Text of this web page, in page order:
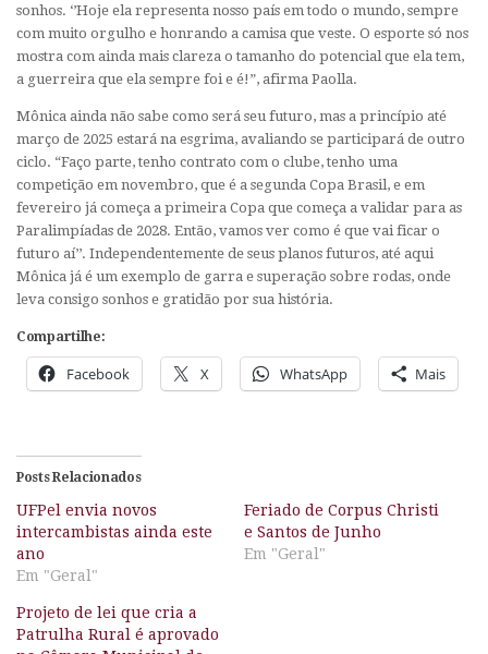
sonhos. ‘’Hoje ela representa nosso país em todo o mundo, sempre
com muito orgulho e honrando a camisa que veste. O esporte só nos
mostra com ainda mais clareza o tamanho do potencial que ela tem,
a guerreira que ela sempre foi e é!”, afirma Paolla.
Mônica ainda não sabe como será seu futuro, mas a princípio até
março de 2025 estará na esgrima, avaliando se participará de outro
ciclo. “Faço parte, tenho contrato com o clube, tenho uma
competição em novembro, que é a segunda Copa Brasil, e em
fevereiro já começa a primeira Copa que começa a validar para as
Paralimpíadas de 2028. Então, vamos ver como é que vai ficar o
futuro aí’’. Independentemente de seus planos futuros, até aqui
Mônica já é um exemplo de garra e superação sobre rodas, onde
leva consigo sonhos e gratidão por sua história.
Compartilhe:
Facebook X WhatsApp Mais
Posts Relacionados
UFPel envia novos
intercambistas ainda este
ano
Em "Geral"
Feriado de Corpus Christi
e Santos de Junho
Em "Geral"
Projeto de lei que cria a
Patrulha Rural é aprovado